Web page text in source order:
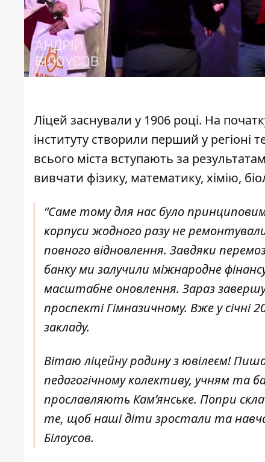
Ліцей заснували у 1906 році. На
інституту створили перший у регіоні
всього міста вступають за
вивчати фізику, математику, хімію,
“Саме тому для нас було
корпуси жодного разу не
повного відновлення. Завдяки
банку ми залучили міжнародне
масштабне оновлення. Зараз
проспекті Гімназичному. Вже у січні
закладу.
Вітаю ліцейну родину з ювілеєм!
педагогічному колективу, учням та
прославляють Кам’янське. Попри
те, щоб наші діти зростали та
Білоусов.